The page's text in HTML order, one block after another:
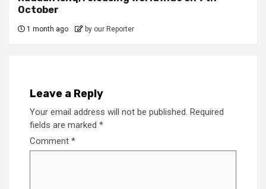
October
1 month ago by our Reporter
Leave a Reply
Your email address will not be published. Required
fields are marked *
Comment *